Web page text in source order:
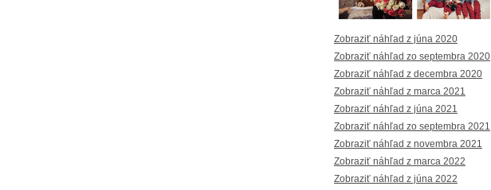
Zobraziť náhľad z júna 2020
Zobraziť náhľad zo septembra 2020
Zobraziť náhľad z decembra 2020
Zobraziť náhľad z marca 2021
Zobraziť náhľad z júna 2021
Zobraziť náhľad zo septembra 2021
Zobraziť náhľad z novembra 2021
Zobraziť náhľad z marca 2022
Zobraziť náhľad z júna 2022